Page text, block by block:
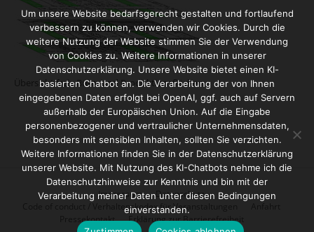
Übersicht freie Büro- und Produktionsflächen
Impressum
Datenschutz
Code of conduct / Verhaltenskodex für Veranstaltungen
Pressekontakt
Erklärung zur Barrierefreiheit
Um unsere Website bedarfsgerecht gestalten und fortlaufend
verbessern zu können, verwenden wir Cookies. Durch die
weitere Nutzung der Website stimmen Sie der Verwendung
von Cookies zu. Weitere Informationen in unserer
Datenschutzerklärung. Unsere Website bietet einen KI-
basierten Chatbot an. Die Verarbeitung der von Ihnen
eingegebenen Daten erfolgt bei OpenAI, ggf. auch auf Servern
außerhalb der Europäischen Union. Auf die Eingabe
personenbezogener und vertraulicher Unternehmensdaten,
besonders mit sensiblen Inhalten, sollten Sie verzichten.
Weitere Informationen finden Sie in der Datenschutzerklärung
unserer Website. Mit Nutzung des KI-Chatbots nehme ich die
Datenschutzhinweise zur Kenntnis und bin mit der
Verarbeitung meiner Daten unter diesen Bedingungen
einverstanden.